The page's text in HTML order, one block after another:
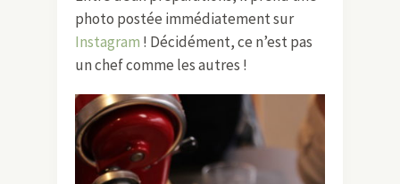
photo postée immédiatement sur
Instagram ! Décidément, ce n’est pas
un chef comme les autres !